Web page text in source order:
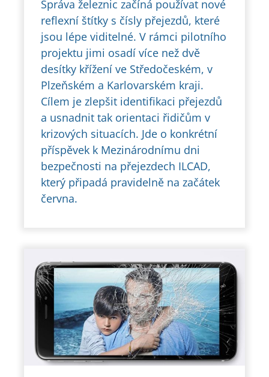
Správa železnic začíná používat nové
reflexní štítky s čísly přejezdů, které
jsou lépe viditelné. V rámci pilotního
projektu jimi osadí více než dvě
desítky křížení ve Středočeském, v
Plzeňském a Karlovarském kraji.
Cílem je zlepšit identifikaci přejezdů
a usnadnit tak orientaci řidičům v
krizových situacích. Jde o konkrétní
příspěvek k Mezinárodnímu dni
bezpečnosti na přejezdech ILCAD,
který připadá pravidelně na začátek
června.